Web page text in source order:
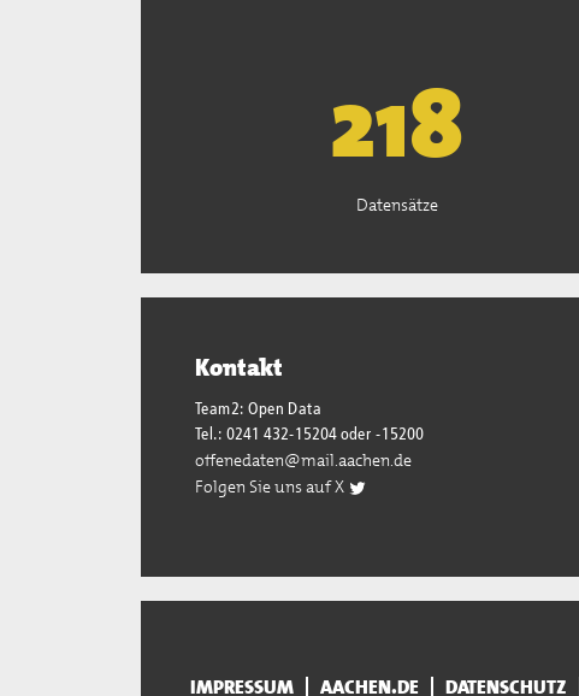
221
Datensätze
Kontakt
Team2: Open Data
Tel.: 0241 432-15204 oder -15200
offenedaten@mail.aachen.de
Folgen Sie uns auf X
IMPRESSUM AACHEN.DE DATENSCHUTZ